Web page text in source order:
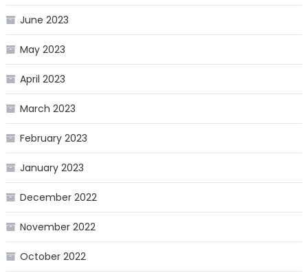
June 2023
May 2023
April 2023
March 2023
February 2023
January 2023
December 2022
November 2022
October 2022